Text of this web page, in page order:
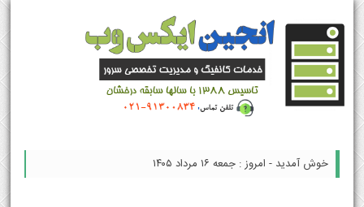
خوش آمدید - امروز : جمعه ۱۶ مرداد ۱۴۰۵